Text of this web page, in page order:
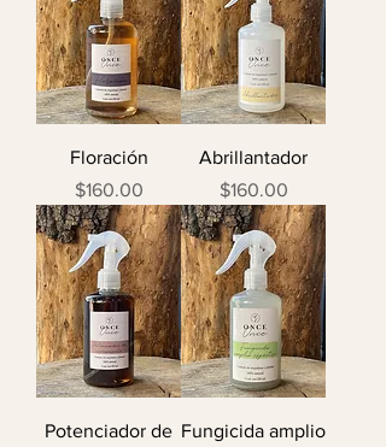
Floración
Precio
$160.00
Abrillantador
Precio
$160.00
Potenciador de Fungicida amplio